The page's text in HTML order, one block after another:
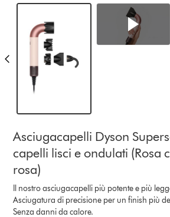
Asciugacapelli Dyson
capelli lisci e ondulati (Rosa
rosa)
Il nostro asciugacapelli più potente e più
Asciugatura di precisione per un finish più
Senza danni da calore.